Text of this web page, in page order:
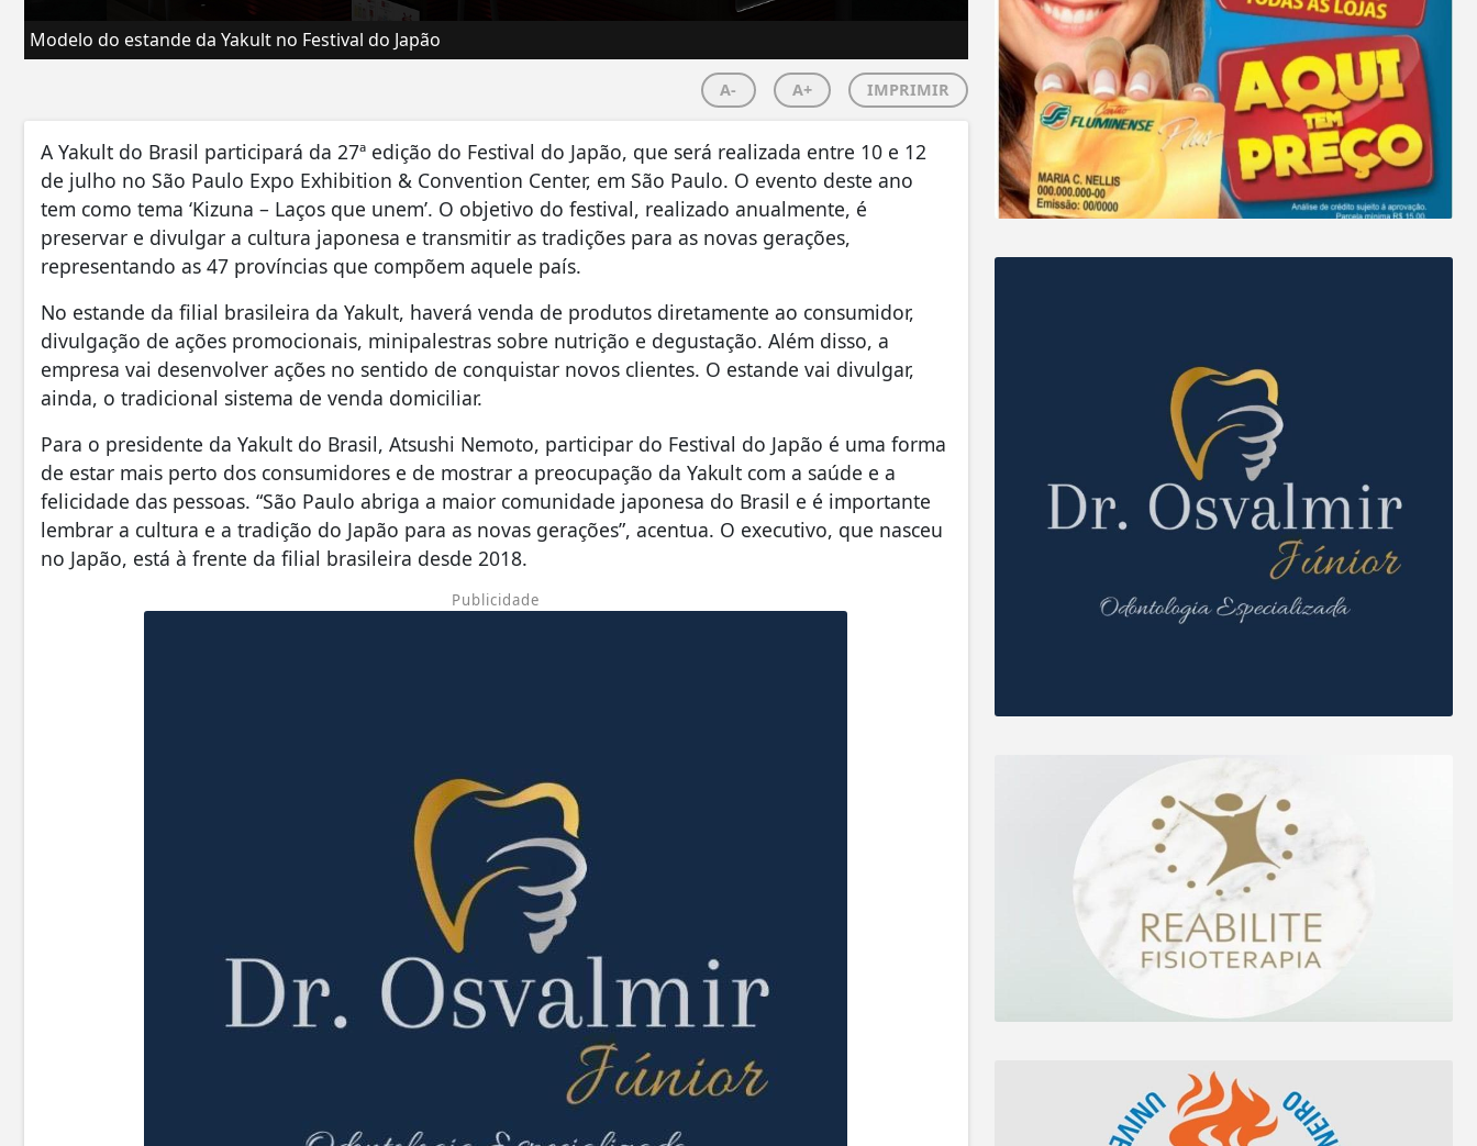
Modelo do estande da Yakult no Festival do Japão
A- A+ IMPRIMIR
A Yakult do Brasil participará da 27ª edição do Festival do Japão, que será realizada entre 10 e 12
de julho no São Paulo Expo Exhibition & Convention Center, em São Paulo. O evento deste ano
tem como tema ‘Kizuna – Laços que unem’. O objetivo do festival, realizado anualmente, é
preservar e divulgar a cultura japonesa e transmitir as tradições para as novas gerações,
representando as 47 províncias que compõem aquele país.
No estande da filial brasileira da Yakult, haverá venda de produtos diretamente ao consumidor,
divulgação de ações promocionais, minipalestras sobre nutrição e degustação. Além disso, a
empresa vai desenvolver ações no sentido de conquistar novos clientes. O estande vai divulgar,
ainda, o tradicional sistema de venda domiciliar.
Para o presidente da Yakult do Brasil, Atsushi Nemoto, participar do Festival do Japão é uma forma
de estar mais perto dos consumidores e de mostrar a preocupação da Yakult com a saúde e a
felicidade das pessoas. “São Paulo abriga a maior comunidade japonesa do Brasil e é importante
lembrar a cultura e a tradição do Japão para as novas gerações”, acentua. O executivo, que nasceu
no Japão, está à frente da filial brasileira desde 2018.
Publicidade